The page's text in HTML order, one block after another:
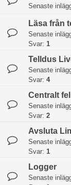
Senaste
Läsa från
Senaste
Svar: 1
Telldus
Senaste
Svar: 4
Centralt
Senaste
Svar: 2
Avsluta
Senaste
Svar: 1
Logger
Senaste